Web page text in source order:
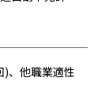
)、他職業適性